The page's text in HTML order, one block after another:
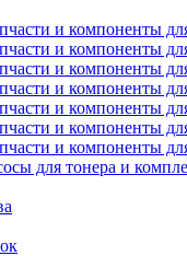
для тонера и